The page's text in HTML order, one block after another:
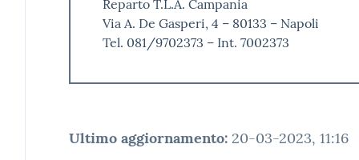
Reparto T.L.A. Campania
Via A. De Gasperi, 4 – 80133 – Napoli
Tel. 081/9702373 – Int. 7002373
Ultimo aggiornamento: 20-03-2023, 11:16